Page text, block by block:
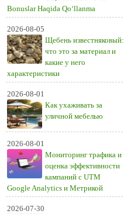
Bonuslar Haqida Qo‘llanma
2026-08-05
Щебень известняковый:
что это за материал и
какие у него
характеристики
2026-08-01
Как ухаживать за
уличной мебелью
2026-08-01
Мониторинг трафика и
оценка эффективности
кампаний с UTM
Google Analytics и Метрикой
2026-07-30